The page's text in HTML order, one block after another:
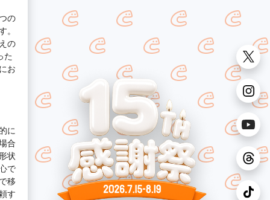
の
の
た
お
に
合
状
で
移
す